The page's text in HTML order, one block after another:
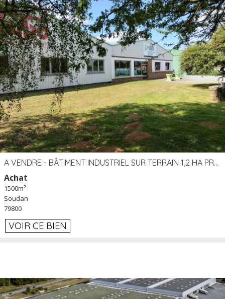
A VENDRE - BÂTIMENT INDUSTRIEL SUR TERRAIN 1,2 HA PROCHE ÉCHANGEUR A10 - SOUDAN (79)
Achat
1500m²
Soudan
79800
VOIR CE BIEN